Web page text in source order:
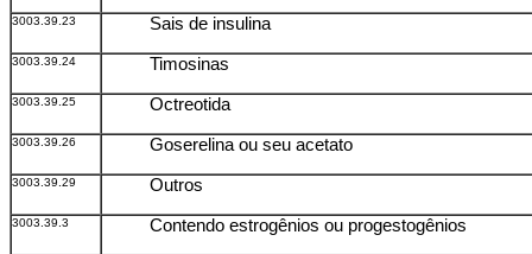
3003.39.23 Sais de insulina
3003.39.24 Timosinas
3003.39.25 Octreotida
3003.39.26 Goserelina ou seu acetato
3003.39.29 Outros
3003.39.3 Contendo estrogênios ou progestogênios